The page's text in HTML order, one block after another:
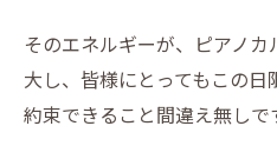
そのエネルギーが、ピアノ
大し、皆様にとってもこの
約束できること間違え無しで